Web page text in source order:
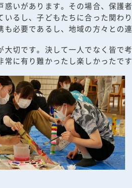
があります。その場合、保護
るし、子どもたちに合った関わ
必要であるし、地域の方々との
切です。決して一人でなく皆で
に有り難かったし楽しかったです